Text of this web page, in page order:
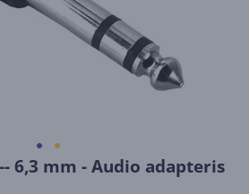
6,3 mm - Audio adapteris